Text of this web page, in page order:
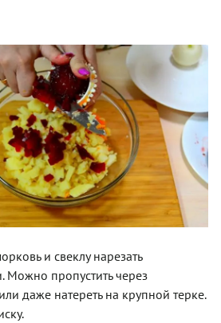
и свеклу нарезать
Можно пропустить через
даже натереть на крупной терке.